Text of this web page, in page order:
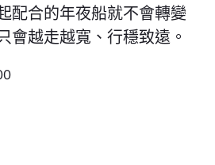
配合的年夜船就不會轉變
會越走越寬、行穩致遠。